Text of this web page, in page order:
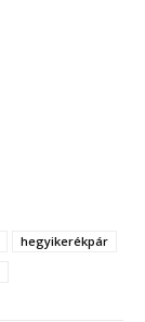
hegyikerékpár